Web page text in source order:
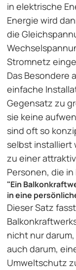
in elektrische
Energie wird
die
Stromnetz
Das Besondere
einfache
Gegensatz zu
sie keine
sind oft so
selbst installiert
zu einer
Personen, die
"Ein
in eine
Dieser Satz
nicht nur
auch darum,
Umweltschutz